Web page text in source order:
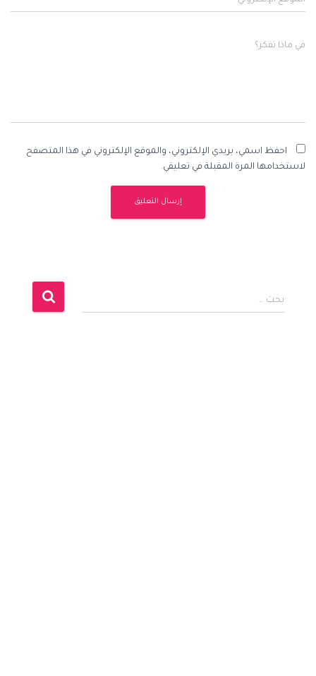
في ماذا تفكر؟
احفظ اسمي، بريدي الإلكتروني، والموقع الإلكتروني في هذا المتصفح
لاستخدامها المرة المقبلة في تعليقي.
ل
بحث …